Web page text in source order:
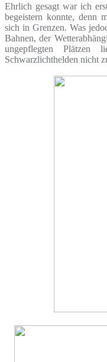
Ehrlich gesagt war ich
begeistern konnte, denn
sich in Grenzen. Was
Bahnen, der
ungepflegten
Schwarzlichthelden nicht